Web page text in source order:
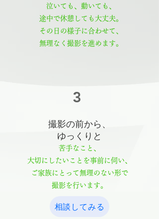
泣いても、動いても、
途中で休憩しても大丈夫。
その日の様子に合わせて、
無理なく撮影を進めます。
3
撮影の前から、
ゆっくりと
苦手なこと、
大切にしたいことを事前に伺い、
ご家族にとって無理のない形で
撮影を行います。
相談してみる